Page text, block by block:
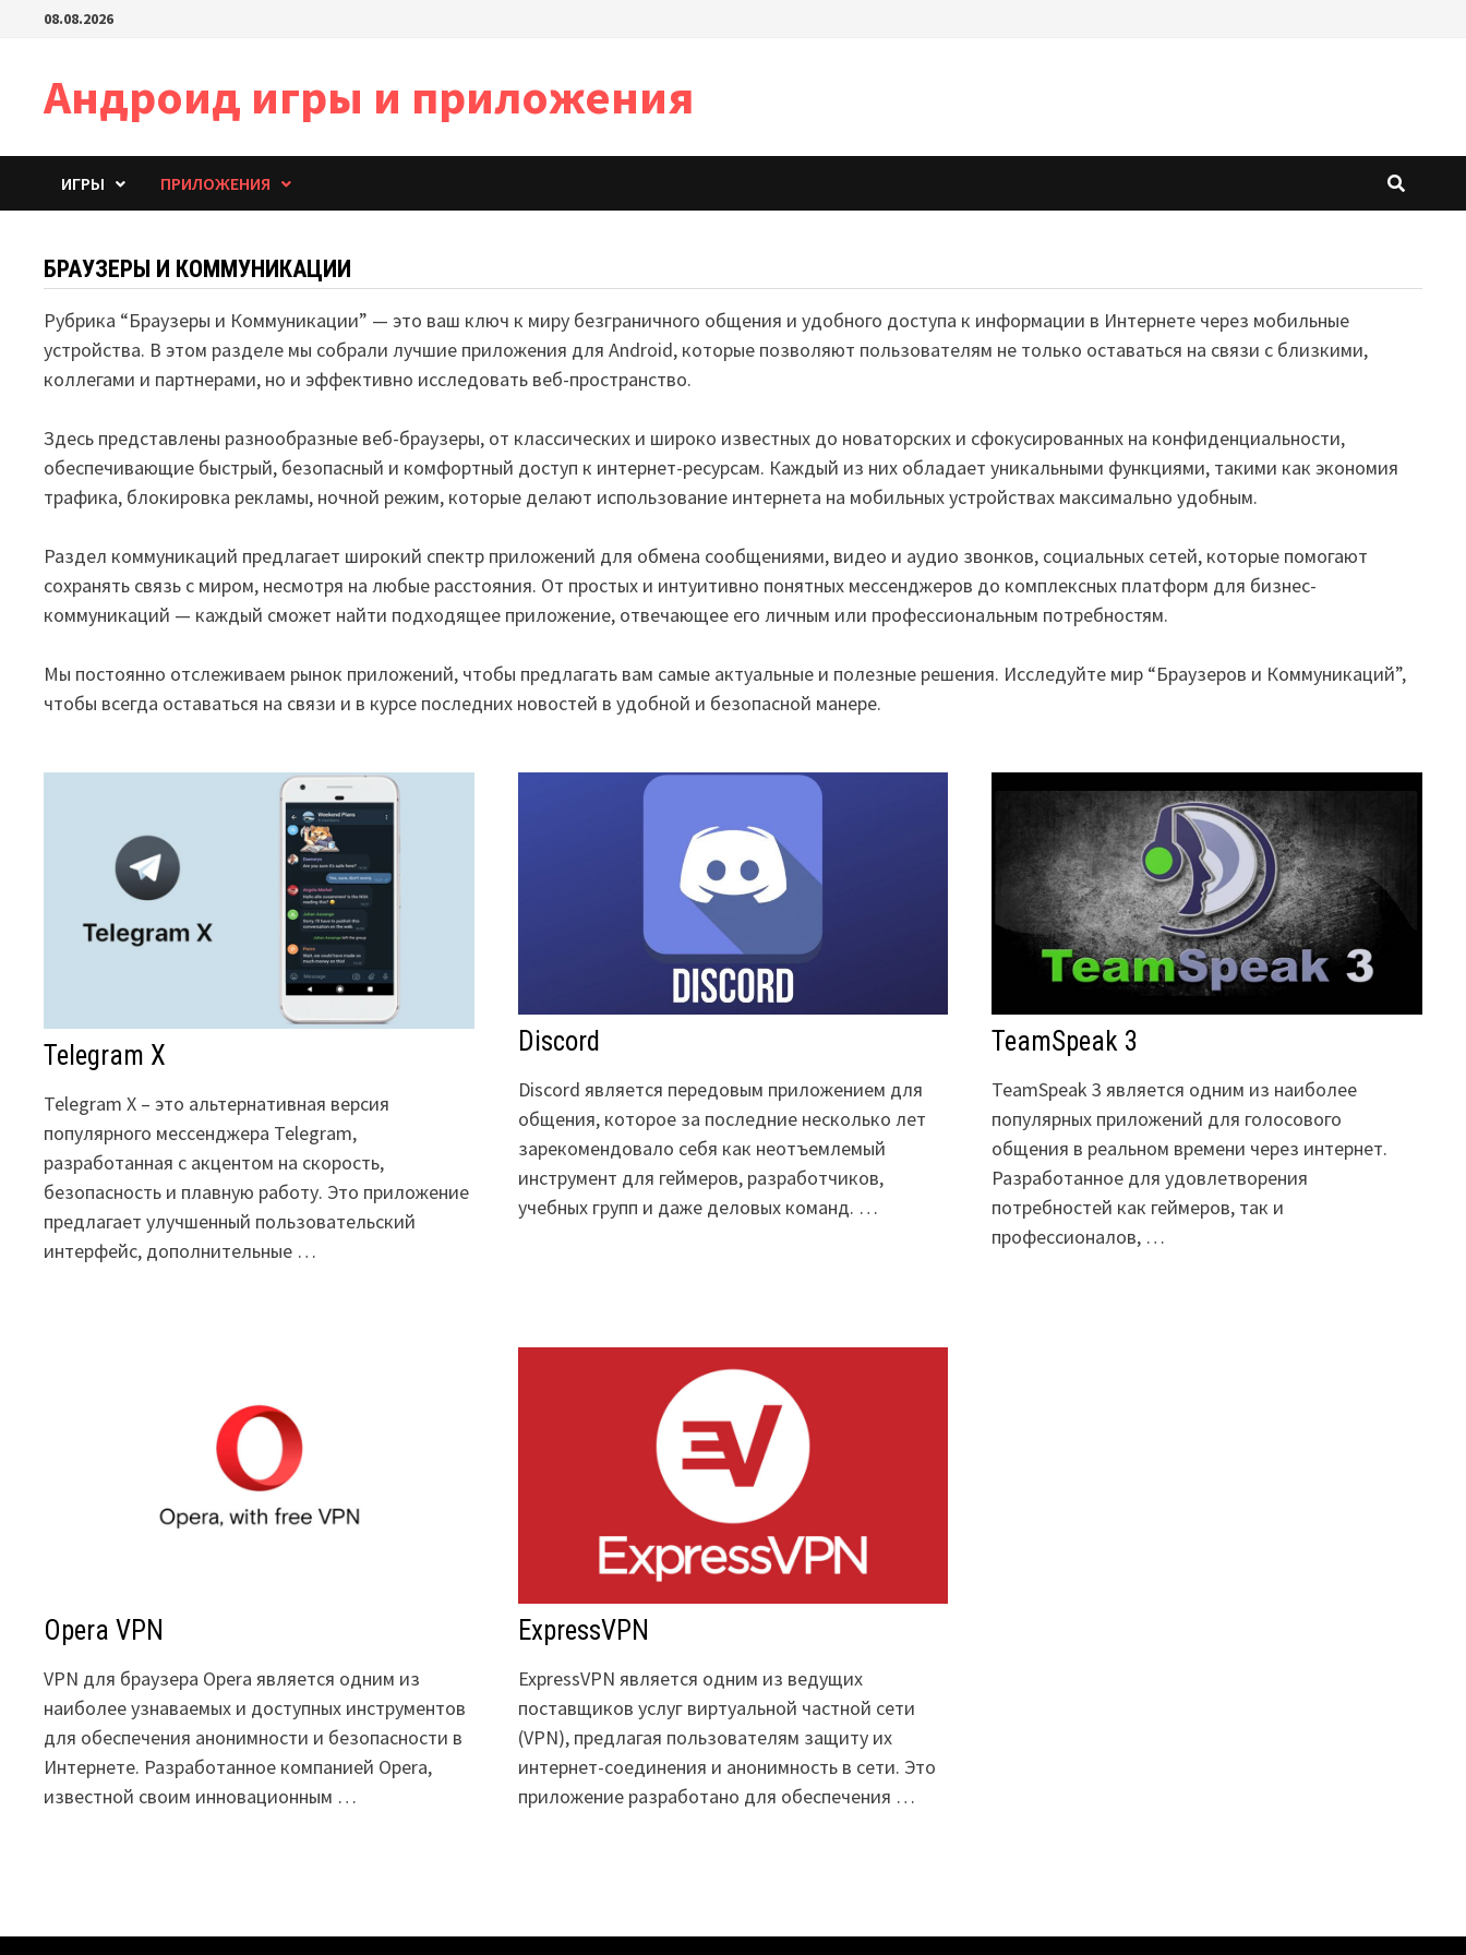
Перейти08.08.2026
Андроид игры и приложения
ИГРЫ ПРИЛОЖЕНИЯ
БРАУЗЕРЫ И КОММУНИКАЦИИ
Рубрика “Браузеры и Коммуникации” — это ваш ключ к миру безграничного общения и удобного доступа к информации в Интернете через мобильные
устройства. В этом разделе мы собрали лучшие приложения для Android, которые позволяют пользователям не только оставаться на связи с близкими,
коллегами и партнерами, но и эффективно исследовать веб-пространство.
Здесь представлены разнообразные веб-браузеры, от классических и широко известных до новаторских и сфокусированных на конфиденциальности,
обеспечивающие быстрый, безопасный и комфортный доступ к интернет-ресурсам. Каждый из них обладает уникальными функциями, такими как экономия
трафика, блокировка рекламы, ночной режим, которые делают использование интернета на мобильных устройствах максимально удобным.
Раздел коммуникаций предлагает широкий спектр приложений для обмена сообщениями, видео и аудио звонков, социальных сетей, которые помогают
сохранять связь с миром, несмотря на любые расстояния. От простых и интуитивно понятных мессенджеров до комплексных платформ для бизнес-
коммуникаций — каждый сможет найти подходящее приложение, отвечающее его личным или профессиональным потребностям.
Мы постоянно отслеживаем рынок приложений, чтобы предлагать вам самые актуальные и полезные решения. Исследуйте мир “Браузеров и Коммуникаций”,
чтобы всегда оставаться на связи и в курсе последних новостей в удобной и безопасной манере.
Telegram X
Telegram X – это альтернативная версия
популярного мессенджера Telegram,
разработанная с акцентом на скорость,
безопасность и плавную работу. Это приложение
предлагает улучшенный пользовательский
интерфейс, дополнительные …
Discord
Discord является передовым приложением для
общения, которое за последние несколько лет
зарекомендовало себя как неотъемлемый
инструмент для геймеров, разработчиков,
учебных групп и даже деловых команд. …
TeamSpeak 3
TeamSpeak 3 является одним из наиболее
популярных приложений для голосового
общения в реальном времени через интернет.
Разработанное для удовлетворения
потребностей как геймеров, так и
профессионалов, …
Opera VPN
VPN для браузера Opera является одним из
наиболее узнаваемых и доступных инструментов
для обеспечения анонимности и безопасности в
Интернете. Разработанное компанией Opera,
известной своим инновационным …
ExpressVPN
ExpressVPN является одним из ведущих
поставщиков услуг виртуальной частной сети
(VPN), предлагая пользователям защиту их
интернет-соединения и анонимность в сети. Это
приложение разработано для обеспечения …